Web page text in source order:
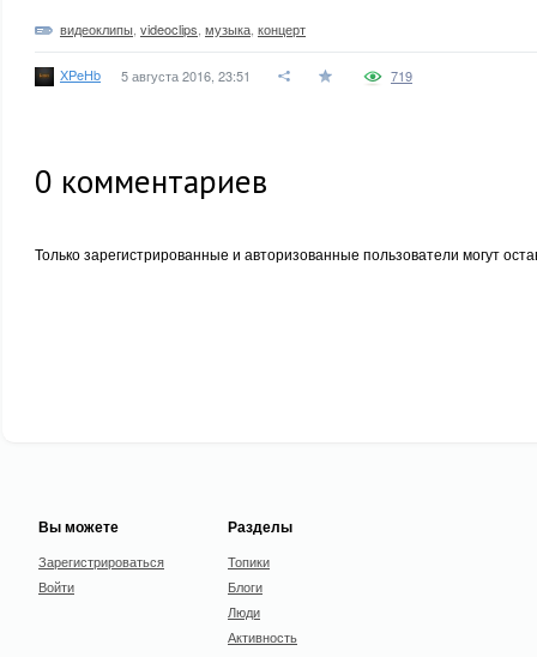
видеоклипы videoclips музыка концерт
XPeHb 5 августа 2016, 23:51 719
0 комментариев
Только зарегистрированные и авторизованные пользователи могут
Вы можете
Зарегистрироваться
Войти
Разделы
Топики
Блоги
Люди
Активность